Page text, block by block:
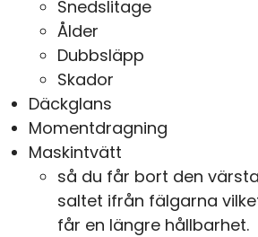
Snedslitage
Ålder
Dubbsläpp
Skador
Däckglans
Momentdragning
Maskintvätt
så du får bort den
saltet ifrån fälgarna
får en längre hållbarhet.